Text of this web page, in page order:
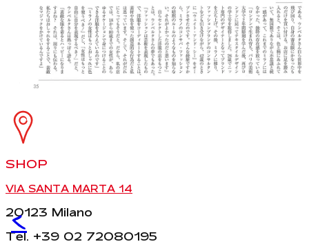
<
SHOP
VIA SANTA MARTA 14
20123 Milano
Tel. +39 02 72080195